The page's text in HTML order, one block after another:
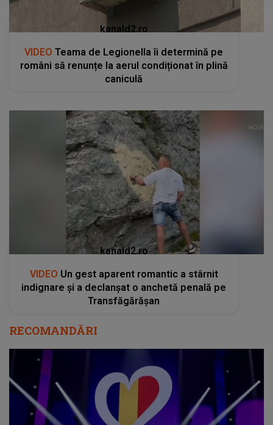
kanald2.ro
VIDEO Teama de Legionella îi determină pe
români să renunțe la aerul condiționat în plină
caniculă
kanald2.ro
VIDEO Un gest aparent romantic a stârnit
indignare și a declanșat o anchetă penală pe
Transfăgărășan
RECOMANDĂRI